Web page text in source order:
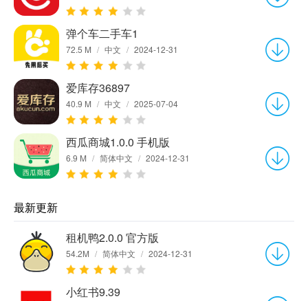
弹个车二手车1
72.5 M / 中文 / 2024-12-31
爱库存36897
40.9 M / 中文 / 2025-07-04
西瓜商城1.0.0 手机版
6.9 M / 简体中文 / 2024-12-31
最新更新
租机鸭2.0.0 官方版
54.2M / 简体中文 / 2024-12-31
小红书9.39